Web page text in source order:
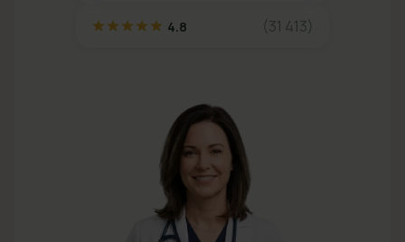
4.8 (31 413)